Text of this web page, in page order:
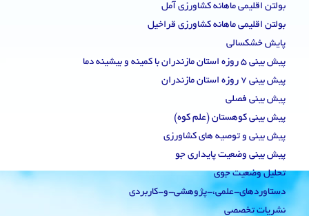
بولتن اقلیمی ماهانه کشاورزی آمل
بولتن اقلیمی ماهانه کشاورزی قراخیل
پایش خشکسالی
پیش بینی 5 روزه استان مازندران با کمینه و بیشینه دما
پیش بینی 7 روزه استان مازندران
پیش بینی فصلی
پیش بینی کوهستان (علم کوه)
پیش بینی و توصیه های کشاورزی
پیش بینی وضعیت پایداری جو
تحلیل وضعیت جوی
دستاوردهای-علمی،-پژوهشی-و-کاربردی
نشریات تخصصی